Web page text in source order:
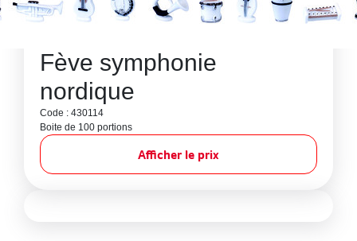
Fève symphonie
nordique
Code : 430114
Boite de 100 portions
Afficher le prix